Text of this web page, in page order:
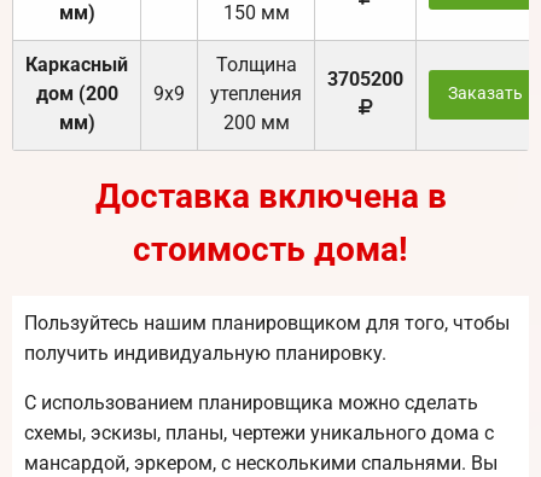
мм)
150 мм
Каркасный
дом (200
мм)
9х9
Толщина
утепления
200 мм
3705200
Заказать
Доставка включена в
стоимость дома!
Пользуйтесь нашим планировщиком для того, чтобы
получить индивидуальную планировку.
С использованием планировщика можно сделать
схемы, эскизы, планы, чертежи уникального дома с
мансардой, эркером, с несколькими спальнями. Вы